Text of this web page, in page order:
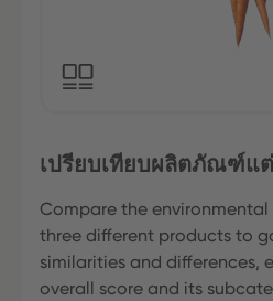
เปรียบเทียบผลิตภัณฑ์แ
Compare the
three different products to
similarities and differences,
overall score and its